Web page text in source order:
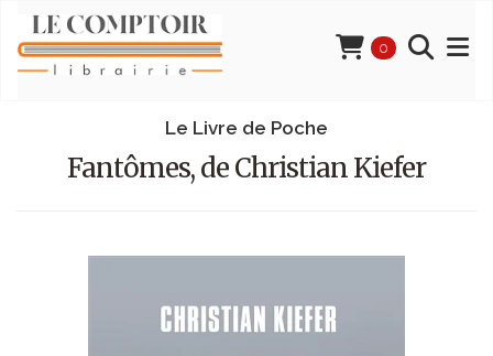
0
Le Livre de Poche
Fantômes, de Christian Kiefer